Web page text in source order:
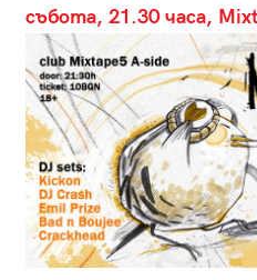
събота, 21.30 часа,